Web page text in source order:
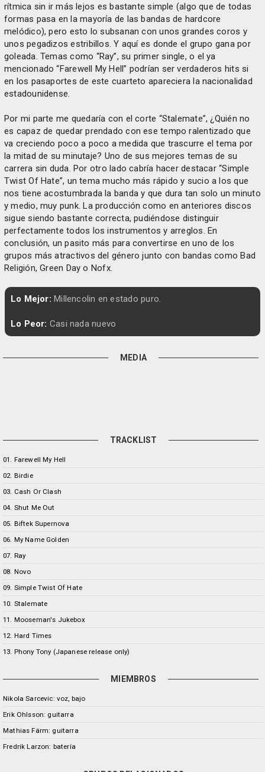
rítmica sin ir más lejos es bastante simple (algo que de todas
formas pasa en la mayoría de las bandas de hardcore
melódico), pero esto lo subsanan con unos grandes coros y
unos pegadizos estribillos. Y aquí es donde el grupo gana por
goleada. Temas como “Ray”, su primer single, o el ya
mencionado “Farewell My Hell” podrían ser verdaderos hits si
en los pasaportes de este cuarteto apareciera la nacionalidad
estadounidense.
Por mi parte me quedaría con el corte “Stalemate”, ¿Quién no
es capaz de quedar prendado con ese tempo ralentizado que
va creciendo poco a poco a medida que trascurre el tema por
la mitad de su minutaje? Uno de sus mejores temas de su
carrera sin duda. Por otro lado cabría hacer destacar “Simple
Twist Of Hate”, un tema mucho más rápido y sucio a los que
nos tiene acostumbrada la banda y que dura tan solo un minuto
y medio, muy punk. La producción como en anteriores discos
sigue siendo bastante correcta, pudiéndose distinguir
perfectamente todos los instrumentos y arreglos. En
conclusión, un pasito más para convertirse en uno de los
grupos más atractivos del género junto con bandas como Bad
Religión, Green Day o Nofx.
Lo Mejor: Millencolin en estado puro.
Lo Peor: Casi nada nuevo
MEDIA
TRACKLIST
01. Farewell My Hell
02. Birdie
03. Cash Or Clash
04. Shut Me Out
05. Biftek Supernova
06. My Name Golden
07. Ray
08. Novo
09. Simple Twist Of Hate
10. Stalemate
11. Mooseman's Jukebox
12. Hard Times
13. Phony Tony (Japanese release only)
MIEMBROS
Nikola Sarcevic: voz, bajo
Erik Ohlsson: guitarra
Mathias Färm: guitarra
Fredrik Larzon: batería